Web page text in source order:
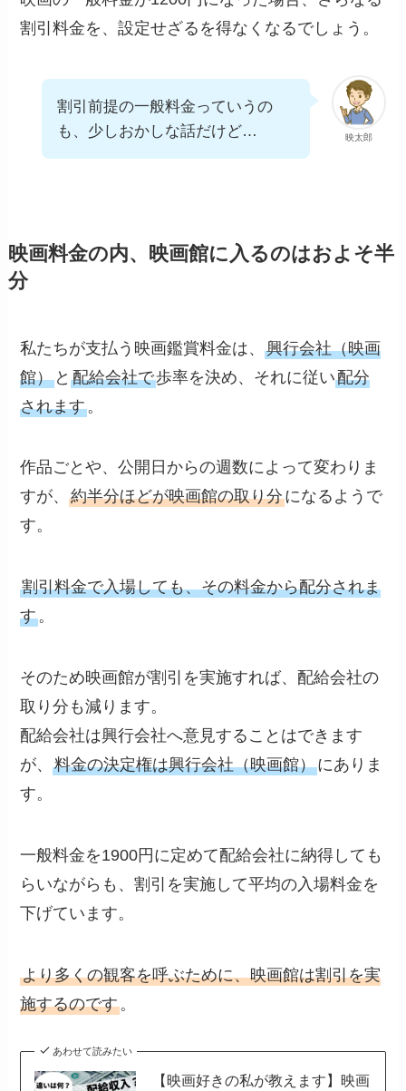
割引料金を、設定せざるを得なくなるでしょう。
映太郎
割引前提の一般料金っていうの
も、少しおかしな話だけど…
映画料金の内、映画館に入るのはおよそ半
分
私たちが支払う映画鑑賞料金は、興行会社（映画
館） と配給会社で歩率を決め、それに従い配分
されます。
作品ごとや、公開日からの週数によって変わりま
すが、約半分ほどが映画館の取り分になるようで
す。
割引料金で入場しても、その料金から配分されま
す。
そのため映画館が割引を実施すれば、配給会社の
取り分も減ります。
配給会社は興行会社へ意見することはできます
が、料金の決定権は興行会社（映画館）にありま
す。
一般料金を1900円に定めて配給会社に納得しても
らいながらも、割引を実施して平均の入場料金を
下げています。
より多くの観客を呼ぶために、映画館は割引を実
施するのです。
あわせて読みたい
【映画好きの私が教えます】映画